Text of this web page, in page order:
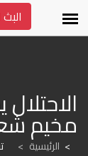
مخيم
الرئيسية >